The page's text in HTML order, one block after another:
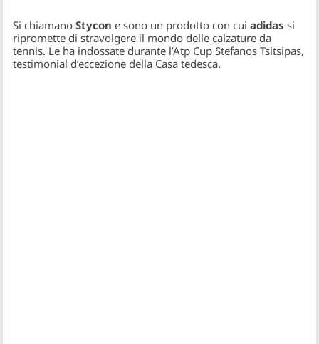
Si chiamanoStycon e sono un prodotto con cuiadidas si
ripromette di stravolgere il mondo delle calzature da
tennis. Le ha indossate durante l’Atp Cup Stefanos Tsitsipas,
testimonial d’eccezione della Casa tedesca.